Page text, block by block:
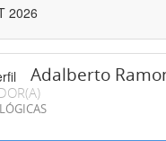
2026
Adalberto